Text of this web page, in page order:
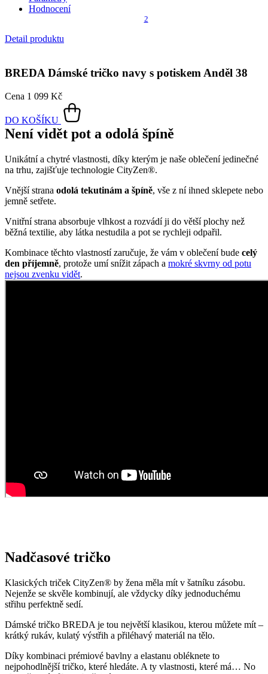
Hodnocení
2
Detail produktu
BREDA Dámské tričko navy s potiskem Anděl 38
Cena 1 099 Kč
DO KOŠÍKU
Není vidět pot a odolá špíně
Unikátní a chytré vlastnosti, díky kterým je naše oblečení jedinečné
na trhu, zajišťuje technologie CityZen®.
Vnější strana odolá tekutinám a špíně, vše z ní ihned sklepete nebo
jemně setřete.
Vnitřní strana absorbuje vlhkost a rozvádí ji do větší plochy než
běžná textilie, aby látka nestudila a pot se rychleji odpařil.
Kombinace těchto vlastností zaručuje, že vám v oblečení bude celý
den příjemně, protože umí snížit zápach a mokré skvrny od potu
nejsou zvenku vidět.
Nadčasové tričko
Klasických triček CityZen® by žena měla mít v šatníku zásobu.
Nejenže se skvěle kombinují, ale vždycky díky jednoduchému
střihu perfektně sedí.
Dámské tričko BREDA je tou největší klasikou, kterou můžete mít –
krátký rukáv, kulatý výstřih a přiléhavý materiál na tělo.
Díky kombinaci prémiové bavlny a elastanu obléknete to
nejpohodlnější tričko, které hledáte. A ty vlastnosti, které má… No